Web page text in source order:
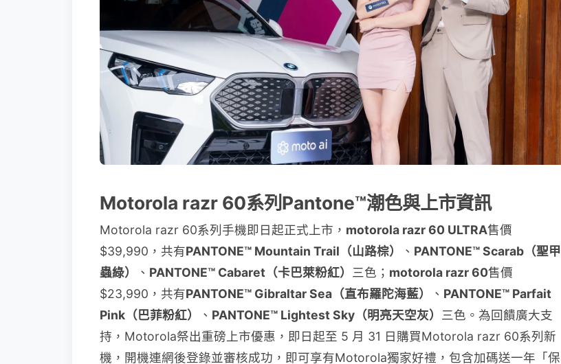
Motorola razr 60系列Pantone™潮色與上市資訊
Motorola razr 60系列手機即日起正式上市， motorola razr 60 ULTRA售價
$39,990，共有PANTONE™ Mountain Trail（山路棕） 、 PANTONE™ Scarab（聖甲
蟲綠）
、 PANTONE™ Cabaret（卡巴萊粉紅） 三色； motorola razr 60售價
$23,990，共有PANTONE™ Gibraltar Sea（直布羅陀海藍） 、 PANTONE™ Parfait
Pink（巴菲粉紅）
、 PANTONE™ Lightest Sky（明亮天空灰） 三色。為回饋廣大支
持，Motorola祭出重磅上市優惠，即日起至 5 月 31 日購買Motorola razr 60系列新
機，開機連網後登錄並審核成功，即可享有Motorola獨家好禮，包含加碼送一年「保